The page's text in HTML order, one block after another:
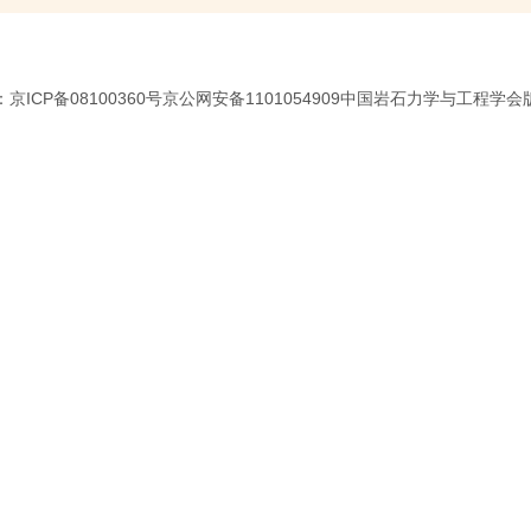
京ICP备08100360号京公网安备1101054909中国岩石力学与工程学会